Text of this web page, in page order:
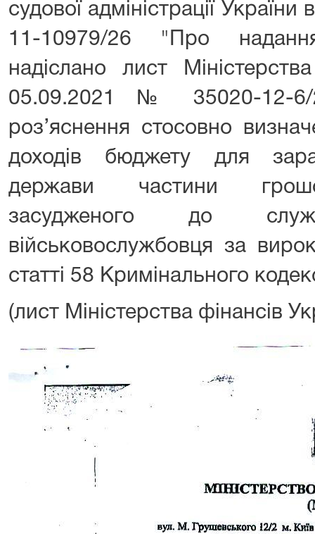
судової адміністрації
11-10979/26 "Про
надіслано лист
05.09.2021 № 35020-12-6/
роз’яснення стосовно
доходів бюджету для
держави частини
засудженого до
військовослужбовця за
статті 58 Кримінального
(лист Міністерства фінансів